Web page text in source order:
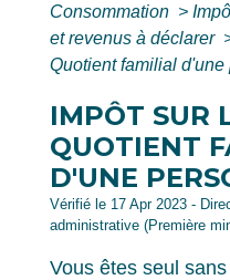
Consommation >
et revenus à déclarer
Quotient familial
IMPÔT SUR
QUOTIENT
D'UNE
Vérifié le 17 Apr 2023 -
administrative (Première
Vous êtes seul